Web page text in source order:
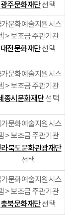
광주문화재단선택
가문화예술지원시스
> 보조금 주관기관
대전문화재단선택
가문화예술지원시스
> 보조금 주관기관
종시문화재단선택
가문화예술지원시스
> 보조금 주관기관
북도문화관광재단
선택
가문화예술지원시스
> 보조금 주관기관
충북문화재단선택